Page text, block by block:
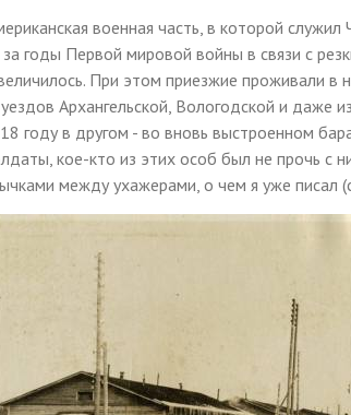
военная часть, в которой
годы Первой мировой войны в связи с
При этом приезжие проживали в
Архангельской, Вологодской и
году в другом - во вновь выстроенном
кое-кто из этих особ был не прочь
между ухажерами, о чем я уже писал